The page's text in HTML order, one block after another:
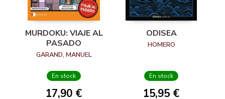
MURDOKU: VIAJE AL
PASADO
GARAND, MANUEL
En stock
17,90 €
ODISEA
HOMERO
En stock
15,95 €